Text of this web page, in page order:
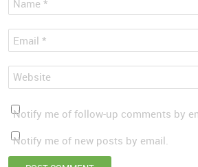
Name *
Email *
Website
Notify me of follow-up comments by
Notify me of new posts by email.